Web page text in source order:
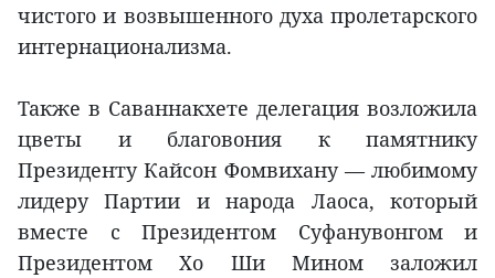
чистого и возвышенного духа пролетарского
интернационализма.
Также в Саваннакхете делегация возложила
цветы и благовония к памятнику
Президенту Кайсон Фомвихану — любимому
лидеру Партии и народа Лаоса, который
вместе с Президентом Суфанувонгом и
Президентом Хо Ши Мином заложил